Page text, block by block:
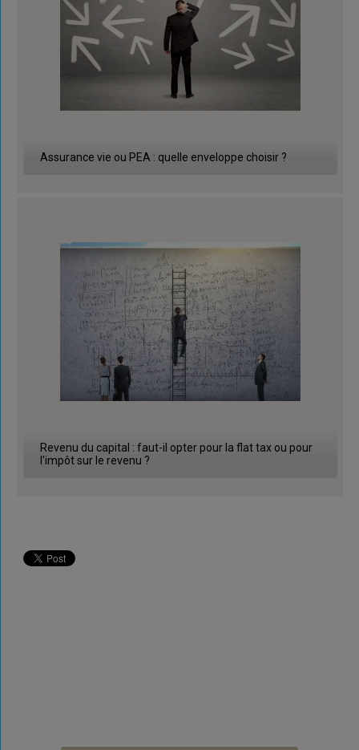
Assurance vie ou PEA : quelle enveloppe choisir ?
Revenu du capital : faut-il opter pour la flat tax ou pour
l'impôt sur le revenu ?